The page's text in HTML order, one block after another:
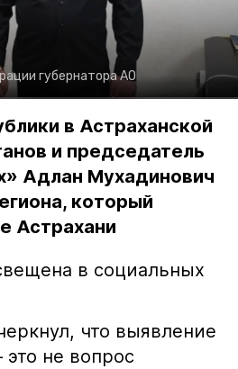
губернатора АО
в Астраханской
и председатель
Адлан Мухадинович
который
Астрахани
в социальных
что выявление
не вопрос